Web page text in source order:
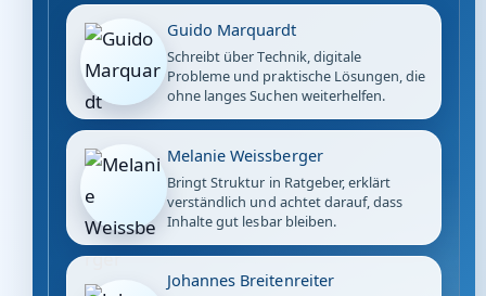
Guido Marquardt
Schreibt über Technik, digitale
Probleme und praktische Lösungen, die
ohne langes Suchen weiterhelfen.
Melanie Weissberger
Bringt Struktur in Ratgeber, erklärt
verständlich und achtet darauf, dass
Inhalte gut lesbar bleiben.
Johannes Breitenreiter